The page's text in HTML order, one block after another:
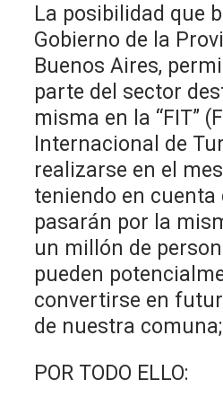
La posibilidad que
Gobierno de la
Buenos Aires,
parte del sector
misma en la “FIT”
Internacional de
realizarse en el
teniendo en cuenta
pasarán por la
un millón de
pueden
convertirse en
de nuestra comuna;
POR TODO ELLO: